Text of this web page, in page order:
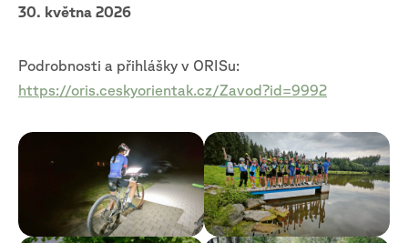
30. května 2026
Podrobnosti a přihlášky v ORISu:
https://oris.ceskyorientak.cz/Zavod?id=9992